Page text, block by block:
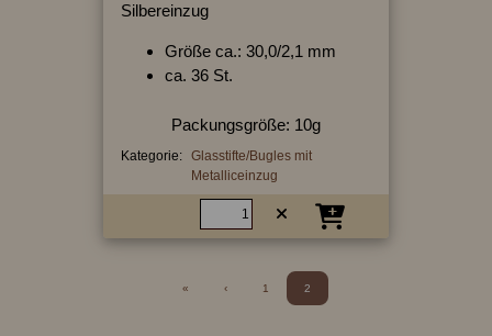
Silbereinzug
Größe ca.: 30,0/2,1 mm
ca. 36 St.
Packungsgröße: 10g
Kategorie: Glasstifte/Bugles mit
Metalliceinzug
« ‹ 1 2